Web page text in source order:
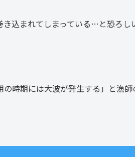
込まれてしまっている…と恐ろし
時期には大波が発生する」と漁